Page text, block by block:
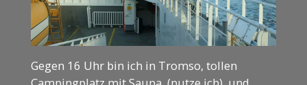
Gegen 16 Uhr bin ich in Tromso, tollen